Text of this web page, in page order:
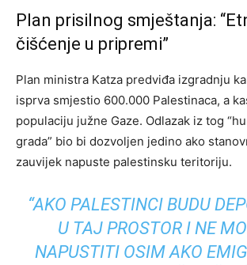
Plan prisilnog smještanja:
čišćenje u pripremi”
Plan ministra Katza predviđa izgradnju
isprva smjestio 600.000 Palestinaca, a
populaciju južne Gaze. Odlazak iz tog
grada” bio bi dozvoljen jedino ako
zauvijek napuste palestinsku teritoriju.
“AKO PALESTINCI BUDU
U TAJ PROSTOR I NE
NAPUSTITI OSIM AKO